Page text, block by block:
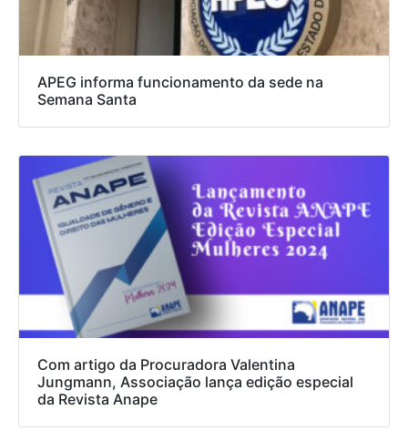
APEG informa funcionamento da sede na
Semana Santa
Com artigo da Procuradora Valentina
Jungmann, Associação lança edição especial
da Revista Anape